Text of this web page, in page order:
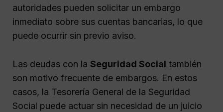
autoridades pueden solicitar un embargo
inmediato sobre sus cuentas bancarias, lo que
puede ocurrir sin previo aviso.
Las deudas con la Seguridad Social también
son motivo frecuente de embargos. En estos
casos, la Tesorería General de la Seguridad
Social puede actuar sin necesidad de un juicio